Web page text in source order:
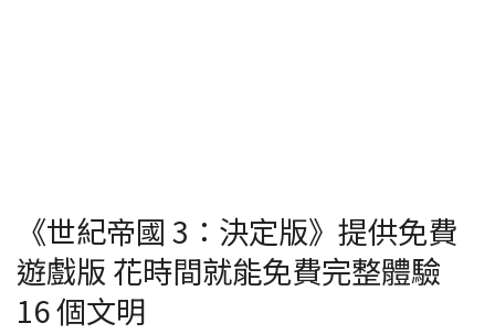
《世紀帝國 3：決定版》提供免費
遊戲版 花時間就能免費完整體驗
16 個文明